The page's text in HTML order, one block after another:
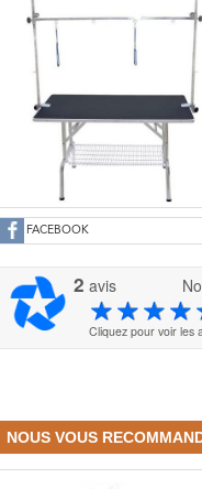
FACEBOOK
2 avis
Cliquez pour voir les
NOUS VOUS